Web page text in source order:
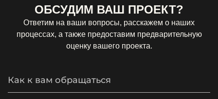
ОБСУДИМ ВАШ ПРОЕКТ?
Ответим на ваши вопросы, расскажем о наших
процессах, а также предоставим предварительную
оценку вашего проекта.